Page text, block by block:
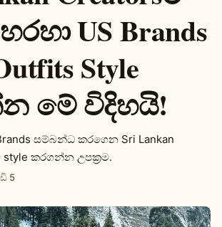
US Brands
Style
මේ විදිහයි!
සම්බන්ධ කරගෙන Sri Lankan
style කරගන්න උපක්‍රම.
5